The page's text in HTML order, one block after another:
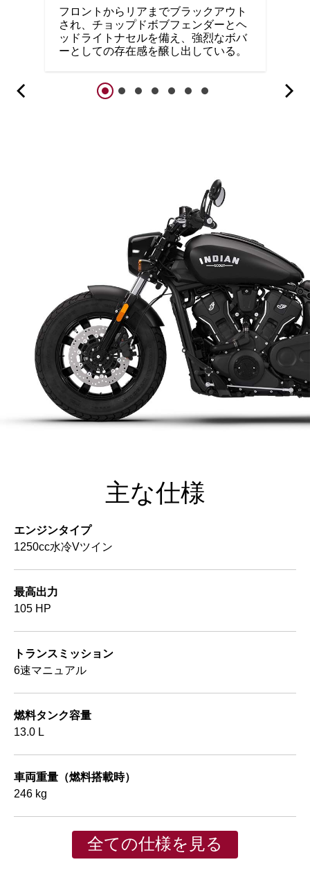
フロントからリアまでブラックアウト
され、チョップドボブフェンダーとヘ
ッドライトナセルを備え、強烈なボバ
ーとしての存在感を醸し出している。
主な仕様
エンジンタイプ
1250cc水冷Vツイン
最高出力
105 HP
トランスミッション
6速マニュアル
燃料タンク容量
13.0 L
車両重量（燃料搭載時）
246 kg
全ての仕様を見る